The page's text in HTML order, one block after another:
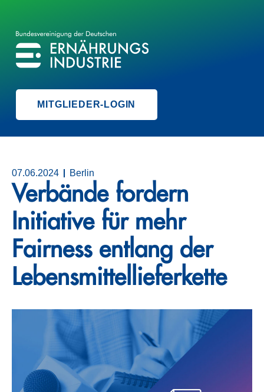
BVE
BUNDESVEREINIGUNG DER ERNÄHRUNGSINDUSTRIE
MITGLIEDER-LOGIN
07.06.2024 Berlin
Verbände fordern
Initiative für mehr
Fairness entlang der
Lebensmittellieferkette